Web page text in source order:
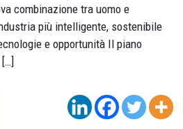
combinazione tra uomo e
più intelligente, sostenibile
e opportunità Il piano